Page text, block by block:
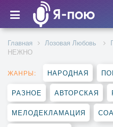
Главная Лозовая Любовь
НЕЖНО
ЖАНРЫ: НАРОДНАЯ
РАЗНОЕ АВТОРСКАЯ
МЕЛОДЕКЛАМАЦИЯ